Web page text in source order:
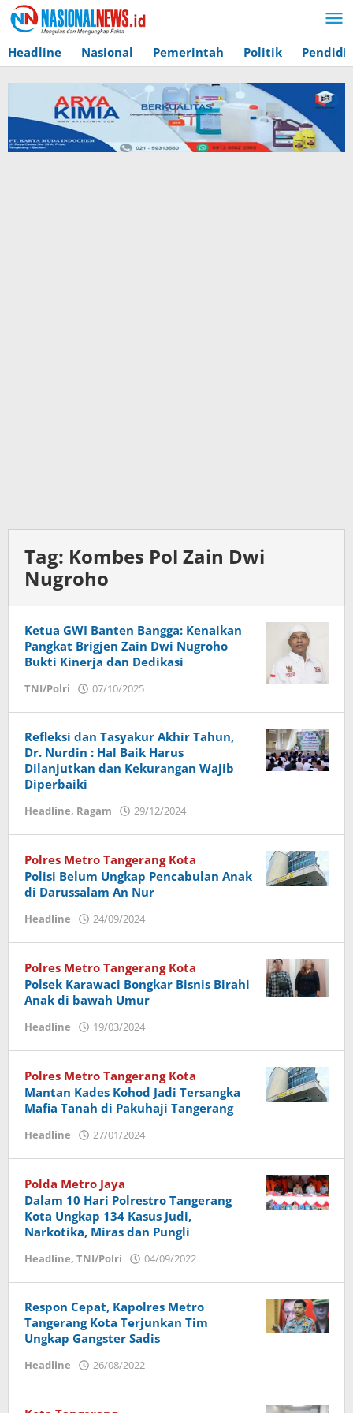
Lewati
ke
konten
Headline Nasional Pemerintah Politik
Tag: Kombes Pol Zain Dwi
Nugroho
Ketua GWI Banten Bangga: Kenaikan
Pangkat Brigjen Zain Dwi Nugroho
Bukti Kinerja dan Dedikasi
TNI/Polri 07/10/2025
Refleksi dan Tasyakur Akhir Tahun,
Dr. Nurdin : Hal Baik Harus
Dilanjutkan dan Kekurangan Wajib
Diperbaiki
Headline, Ragam 29/12/2024
Polres Metro Tangerang Kota
Polisi Belum Ungkap Pencabulan Anak
di Darussalam An Nur
Headline 24/09/2024
Polres Metro Tangerang Kota
Polsek Karawaci Bongkar Bisnis Birahi
Anak di bawah Umur
Headline 19/03/2024
Polres Metro Tangerang Kota
Mantan Kades Kohod Jadi Tersangka
Mafia Tanah di Pakuhaji Tangerang
Headline 27/01/2024
Polda Metro Jaya
Dalam 10 Hari Polrestro Tangerang
Kota Ungkap 134 Kasus Judi,
Narkotika, Miras dan Pungli
Headline, TNI/Polri 04/09/2022
Respon Cepat, Kapolres Metro
Tangerang Kota Terjunkan Tim
Ungkap Gangster Sadis
Headline 26/08/2022